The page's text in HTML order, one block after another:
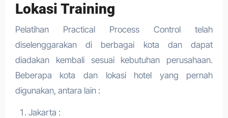
Lokasi Training
Pelatihan Practical Process Control telah
diselenggarakan di berbagai kota dan dapat
diadakan kembali sesuai kebutuhan perusahaan.
Beberapa kota dan lokasi hotel yang pernah
digunakan, antara lain :
Jakarta :